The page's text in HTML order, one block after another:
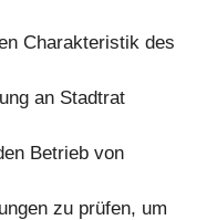
Charakteristik des
an Stadtrat
Betrieb von
zu prüfen, um